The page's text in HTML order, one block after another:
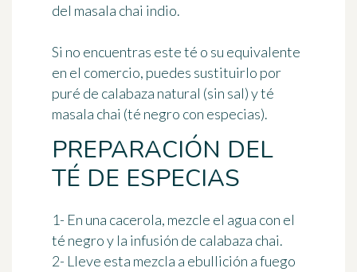
del masala chai indio.
Si no encuentras este té o su equivalente
en el comercio, puedes sustituirlo por
puré de calabaza natural (sin sal) y té
masala chai (té negro con especias).
PREPARACIÓN DEL
TÉ DE ESPECIAS
1- En una cacerola, mezcle el agua con el
té negro y la infusión de calabaza chai.
2- Lleve esta mezcla a ebullición a fuego